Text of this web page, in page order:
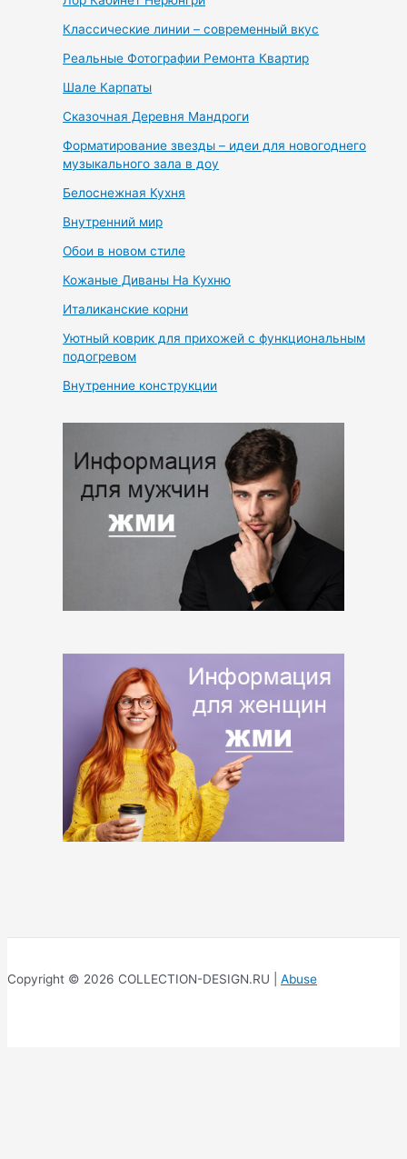
Классические линии – современный вкус
Реальные Фотографии Ремонта Квартир
Шале Карпаты
Сказочная Деревня Мандроги
Форматирование звезды – идеи для новогоднего
музыкального зала в доу
Белоснежная Кухня
Внутренний мир
Обои в новом стиле
Кожаные Диваны На Кухню
Италиканские корни
Уютный коврик для прихожей с функциональным
подогревом
Внутренние конструкции
Copyright © 2026 COLLECTION-DESIGN.RU | Abuse